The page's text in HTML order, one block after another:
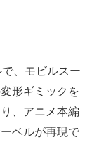
、モビルスー
形ギミックを
、アニメ本編
ベルが再現で